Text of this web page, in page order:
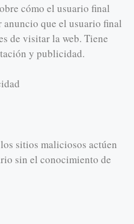
cómo el usuario final
anuncio que el usuario final
de visitar la web. Tiene
y publicidad.
sitios maliciosos actúen
sin el conocimiento de